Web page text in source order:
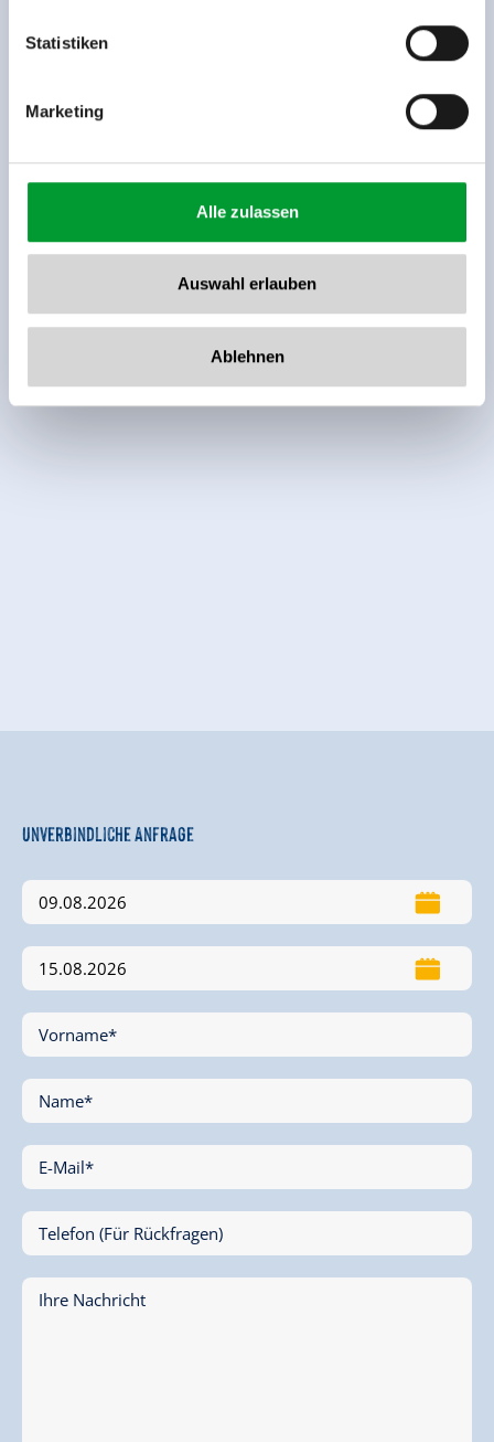
www.zillertalarena.com
Statistiken
Marketing
Alle zulassen
Auswahl erlauben
Ablehnen
Unverbindliche Anfrage
Vorname*
Name*
E-Mail*
Telefon (Für Rückfragen)
Ihre Nachricht